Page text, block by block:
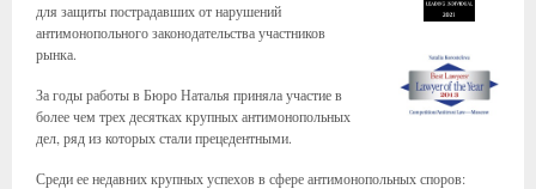
для защиты пострадавших от нарушений
антимонопольного законодательства участников
рынка.
За годы работы в Бюро Наталья приняла участие в
более чем трех десятках крупных антимонопольных
дел, ряд из которых стали прецедентными.
Среди ее недавних крупных успехов в сфере антимонопольных споров: